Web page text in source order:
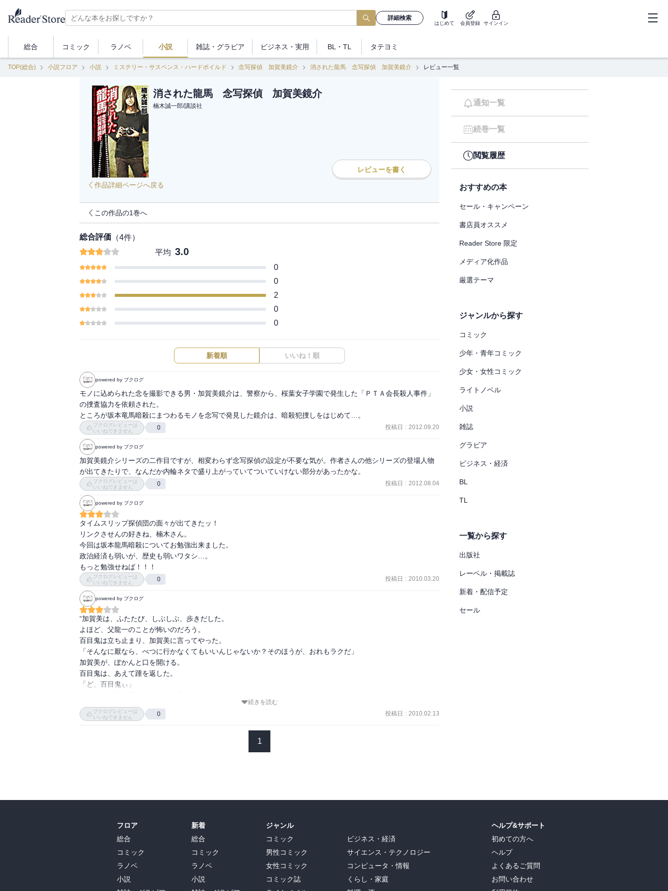
詳細検索
はじめて 会員登録 サインイン
総合 コミック ラノベ 小説 雑誌・ グラビア ビジネス ・実用 BL・TL タテヨミ
TOP(総合) 小説フロア 小説 ミステリー・サスペンス・ハードボイルド 念写探偵 加賀美鏡介 消された龍馬 念写探偵 加賀美鏡介 レビュー一覧
消された龍馬 念写探偵 加賀美鏡介
楠木誠一郎/講談社
レビューを書く
作品詳細ページへ戻る
この作品の1巻へ
総合評価 （4件）
平均 3.0
0
0
2
0
0
新着順 いいね！順
powered by ブクログ
モノに込められた念を撮影できる男・加賀美鏡介は、警察から、桜葉女子学園で発生した「ＰＴＡ会長殺人事件」
の捜査協力を依頼された。
ところが坂本竜馬暗殺にまつわるモノを念写で発見した鏡介は、暗殺犯捜しをはじめて…。
ブクログレビューは
いいねできません
0 投稿日 : 2012.09.20
powered by ブクログ
加賀美鏡介シリーズの二作目ですが、相変わらず念写探偵の設定が不要な気が。作者さんの他シリーズの登場人物
が出てきたりで、なんだか内輪ネタで盛り上がっていてついていけない部分があったかな。
ブクログレビューは
いいねできません
0 投稿日 : 2012.08.04
powered by ブクログ
タイムスリップ探偵団の面々が出てきたッ！
リンクさせんの好きね、楠木さん。
今回は坂本龍馬暗殺についてお勉強出来ました。
政治経済も弱いが、歴史も弱いワタシ…。
もっと勉強せねば！！！
ブクログレビューは
いいねできません
0 投稿日 : 2010.03.20
powered by ブクログ
“加賀美は、ふたたび、しぶしぶ、歩きだした。
よほど、父龍一のことが怖いのだろう。
百目鬼は立ち止まり、加賀美に言ってやった。
「そんなに厭なら、べつに行かなくてもいいんじゃないか？そのほうが、おれもラクだ」
加賀美が、ぽかんと口を開ける。
百目鬼は、あえて踵を返した。
「ど、百目鬼ぃ」
「頼む。つきあってくれ」
大学時代から、基本的に百目鬼は加賀美のお守役に徹しているが、たまに、ほんとうに、たまに、キレるふりをす
舞台一緒みたい。
加賀美と百目鬼のやり取りが面白い。
「今日、犬はどうしたの？」
続きを読む
ブクログレビューは
いいねできません
0 投稿日 : 2010.02.13
1
通知一覧
続巻一覧
閲覧履歴
おすすめの本
セール・キャンペーン
書店員オススメ
Reader Store 限定
メディア化作品
厳選テーマ
ジャンルから探す
コミック
少年・青年コミック
少女・女性コミック
ライトノベル
小説
雑誌
グラビア
ビジネス・経済
BL
TL
一覧から探す
出版社
レーベル・掲載誌
新着・配信予定
セール
フロア
総合
コミック
ラノベ
小説
新着
総合
コミック
ラノベ
小説
ジャンル
コミック
男性コミック
女性コミック
コミック誌
ビジネス・経済
サイエンス・テクノロジー
コンピュータ・情報
くらし・家庭
ヘルプ&サポート
初めての方へ
ヘルプ
よくあるご質問
お問い合わせ